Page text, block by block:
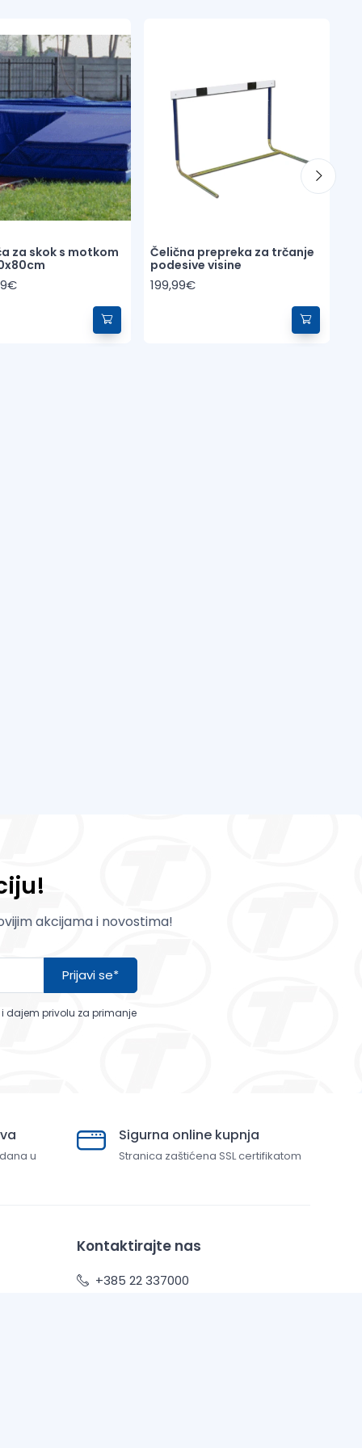
za skok s motkom
Čelična prepreka za trčanje
podesive visine
199,99€
akcijama i novostima!
Prijavi se*
dajem privolu za primanje
u
Sigurna online kupnja
Stranica zaštićena SSL certifikatom
Kontaktirajte nas
+385 22 337000